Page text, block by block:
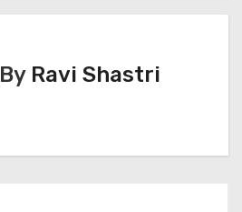
By Ravi Shastri